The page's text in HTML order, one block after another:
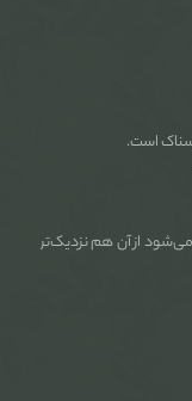
است.
می‌شود از آن هم نزدیک‌تر